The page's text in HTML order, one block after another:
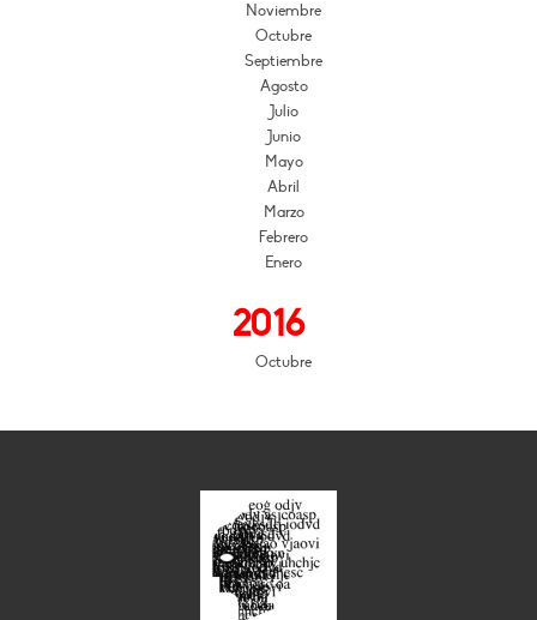
Noviembre
Octubre
Septiembre
Agosto
Julio
Junio
Mayo
Abril
Marzo
Febrero
Enero
2016
Octubre